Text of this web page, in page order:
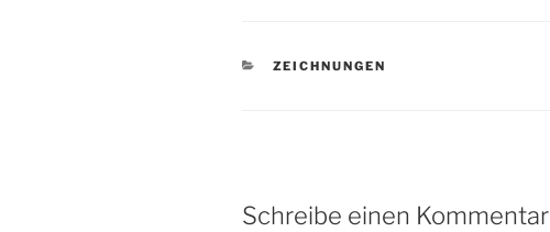
KATEGORIEN
ZEICHNUNGEN
Schreibe einen Kommentar